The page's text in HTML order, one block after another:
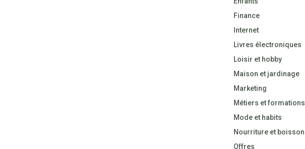
Finance
Internet
Livres électroniques
Loisir et hobby
Maison et jardinage
Marketing
Métiers et formations
Mode et habits
Nourriture et boisson
Offres